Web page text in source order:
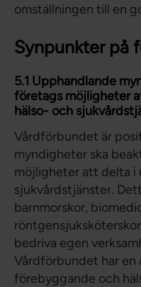
omställningen till en
Synpunkter på
5.1 Upphandlande
företags möjligheter
hälso- och
Vårdförbundet är
myndigheter ska
möjligheter att delta i
sjukvårdstjänster.
barnmorskor,
bedriva egen
Vårdförbundet har en
förebyggande och